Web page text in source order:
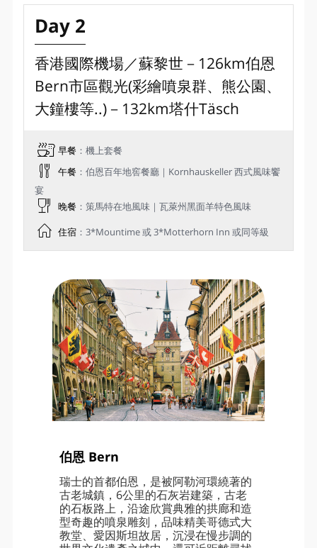
Day 2
香港國際機場／蘇黎世－126km伯恩
Bern市區觀光(彩繪噴泉群、熊公園、
大鐘樓等..)－132km塔什Täsch
早餐 ：機上套餐
午餐 ：伯恩百年地窖餐廳｜Kornhauskeller 西式風味饗
宴
晚餐 ：策馬特在地風味｜瓦萊州黑面羊特色風味
住宿：3*Mountime 或 3*Motterhorn Inn 或同等級
伯恩 Bern
瑞士的首都伯恩，是被阿勒河環繞著的
古老城鎮，6公里的石灰岩建築，古老
的石板路上，沿途欣賞典雅的拱廊和造
型奇趣的噴泉雕刻，品味精美哥德式大
教堂、愛因斯坦故居，沉浸在慢步調的